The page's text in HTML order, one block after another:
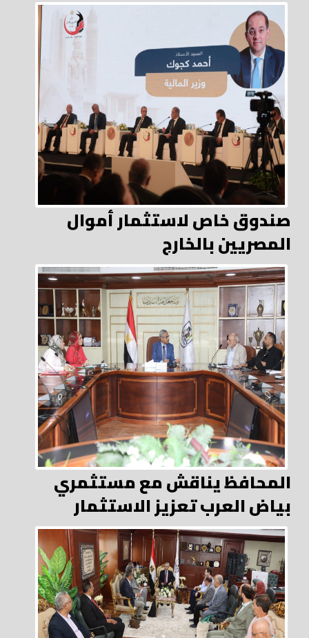
صندوق خاص لاستثمار أموال
المصريين بالخارج
المحافظ يناقش مع مستثمري
بياض العرب تعزيز الاستثمار